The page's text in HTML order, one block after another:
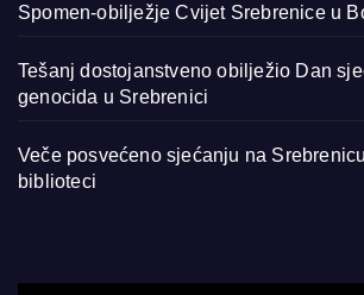
Spomen-obilježje Cvijet Srebrenice u
Tešanj dostojanstveno obilježio Dan
genocida u Srebrenici
Veče posvećeno sjećanju na
biblioteci